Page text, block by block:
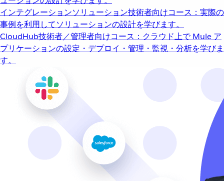
インテグレーションソリューション技術者向けコース：実際の
事例を利用してソリューションの設計を学びます。
CloudHub技術者／管理者向けコース：クラウド上で Mule ア
プリケーションの設定・デプロイ・管理・監視・分析を学びま
す。